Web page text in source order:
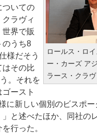
ロールス・ロ
ー・カーズ ア
ラース・クラ
ついての
ラヴィ
世界で販
のうち8
様だそう
はその比
。それを
ースト
に新しい個別のビスポ
と述べたほか、同社の
行った。